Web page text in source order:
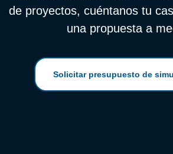
de proyectos, cuéntanos tu
una propuesta a
Solicitar presupuesto de